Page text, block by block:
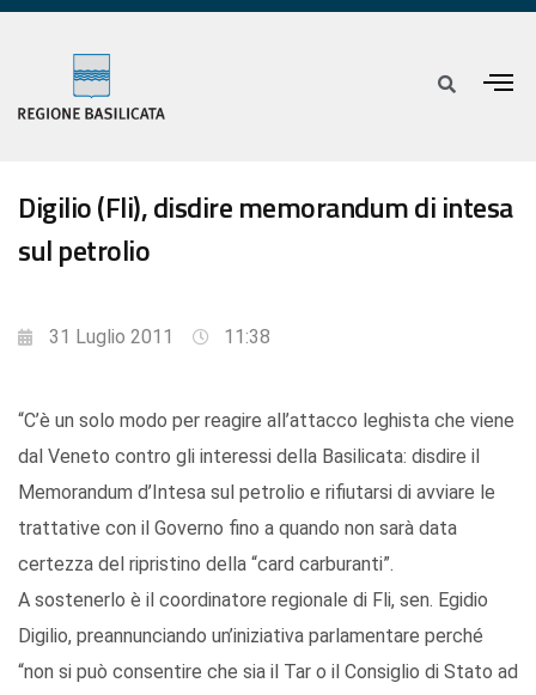
Digilio (Fli), disdire memorandum di intesa
sul petrolio
31 Luglio 2011 11:38
“C’è un solo modo per reagire all’attacco leghista che viene
dal Veneto contro gli interessi della Basilicata: disdire il
Memorandum d’Intesa sul petrolio e rifiutarsi di avviare le
trattative con il Governo fino a quando non sarà data
certezza del ripristino della “card carburanti”.
A sostenerlo è il coordinatore regionale di Fli, sen. Egidio
Digilio, preannunciando un’iniziativa parlamentare perché
“non si può consentire che sia il Tar o il Consiglio di Stato ad